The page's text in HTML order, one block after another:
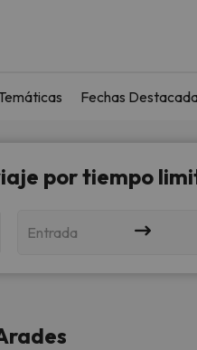
Fechas
por tiempo
Entrada